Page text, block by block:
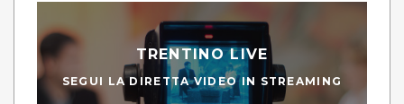
TRENTINO LIVE
SEGUI LA DIRETTA VIDEO IN STREAMING